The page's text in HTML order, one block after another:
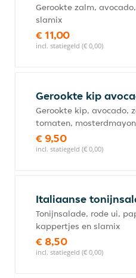
Gerookte zalm,
slamix
€ 11,00
incl. statiegeld (€ 0,00)
Gerookte kip
Gerookte kip, avocado,
tomaten,
€ 9,50
incl. statiegeld (€ 0,00)
Italiaanse
Tonijnsalade, rode ui,
kappertjes en slamix
€ 8,50
incl. statiegeld (€ 0,00)